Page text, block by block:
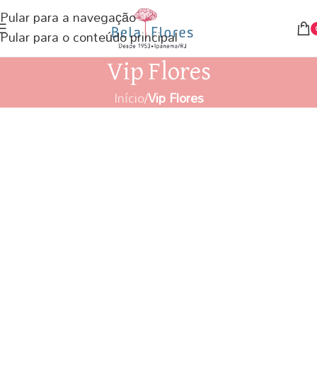
Pular para a navegação
Pular para o conteúdo principal
Vip Flores
Início/Vip Flores